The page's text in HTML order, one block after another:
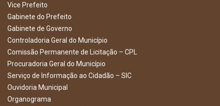
Vice Prefeito
Gabinete do Prefeito
Gabinete de Governo
Controladoria Geral do Município
Comissão Permanente de Licitação – CPL
Procuradoria Geral do Município
Serviço de Informação ao Cidadão – SIC
Ouvidoria Municipal
Organograma